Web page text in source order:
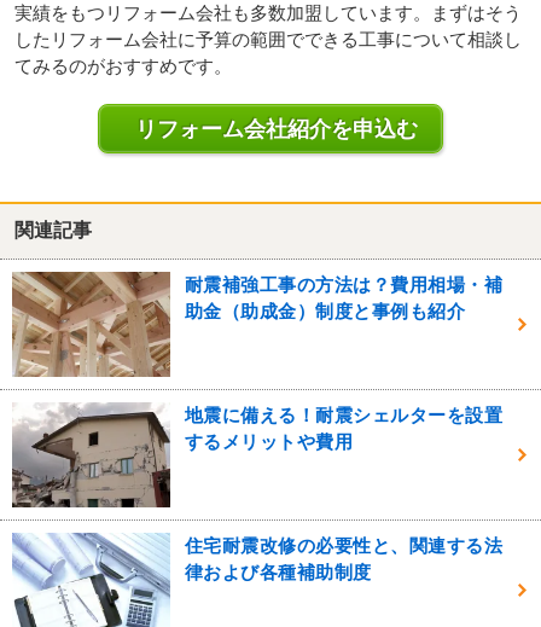
実績をもつリフォーム会社も多数加盟しています。まずはそう
したリフォーム会社に予算の範囲でできる工事について相談し
てみるのがおすすめです。
リフォーム会社紹介を申込む
関連記事
耐震補強工事の方法は？費用相場・補
助金（助成金）制度と事例も紹介
地震に備える！耐震シェルターを設置
するメリットや費用
住宅耐震改修の必要性と、関連する法
律および各種補助制度